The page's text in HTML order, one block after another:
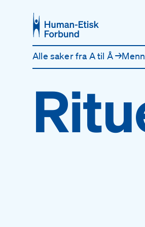
Alle saker fra A til Å→